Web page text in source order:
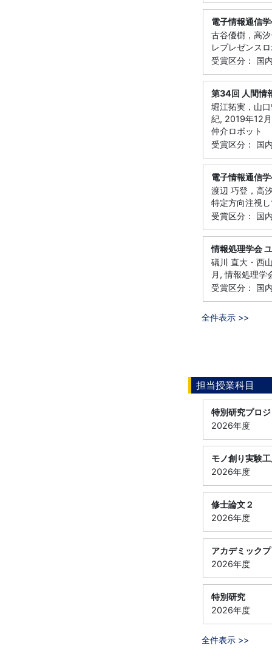
電子情報通信
古谷優樹，高
レプレゼンス
受賞区分： 国
第34回 人間情
堀江拓実，山
紀, 2019年12
仲介ロボット
受賞区分： 国
電子情報通信
渡辺 巧登，高
特定方向注視
受賞区分： 国
情報処理学会
礒川 直大・西
月, 情報処理
受賞区分： 国
全件表示 >>
担当授業科目
特別研究プロ
2026年度
モノ創り実験
2026年度
修士論文２
2026年度
アカデミック
2026年度
特別研究
2026年度
全件表示 >>